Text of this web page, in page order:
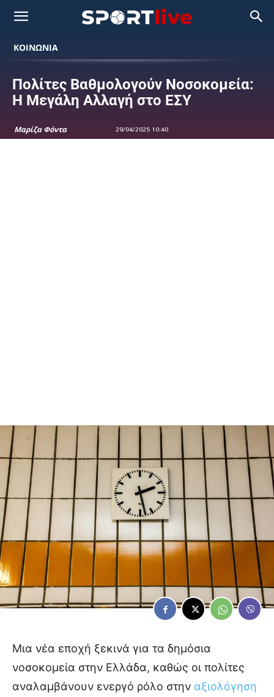
ΚΟΙΝΩΝΙΑ
Πολίτες Βαθμολογούν Νοσοκομεία:
Η Μεγάλη Αλλαγή στο ΕΣΥ
Μαρίζα Φόντα 29/04/2025 10:40
Μια νέα εποχή ξεκινά για τα δημόσια
νοσοκομεία στην Ελλάδα, καθώς οι πολίτες
αναλαμβάνουν ενεργό ρόλο στην αξιολόγηση